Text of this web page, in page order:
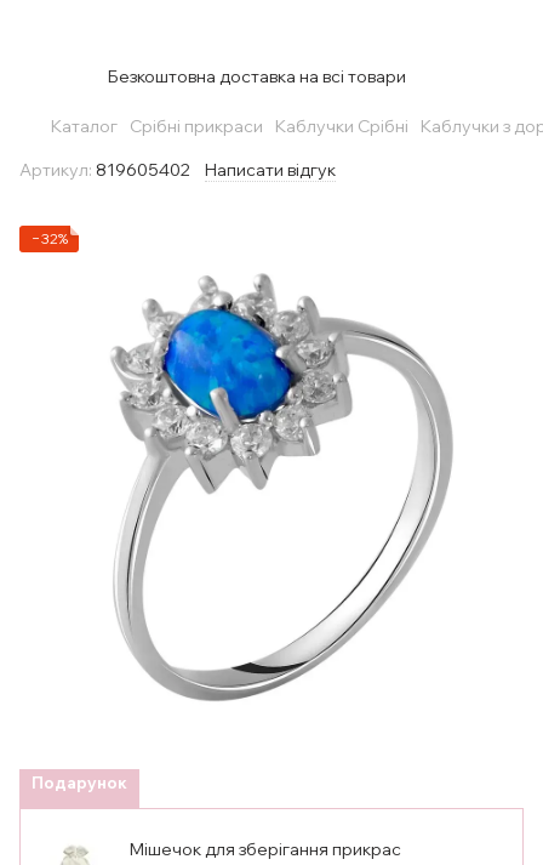
Безкоштовна доставка на всі товари
Каталог Срібні прикраси Каблучки Срібні
Каблучки з
Артикул: 819605402 Написати відгук
−32%
Подарунок
Мішечок для зберігання прикрас